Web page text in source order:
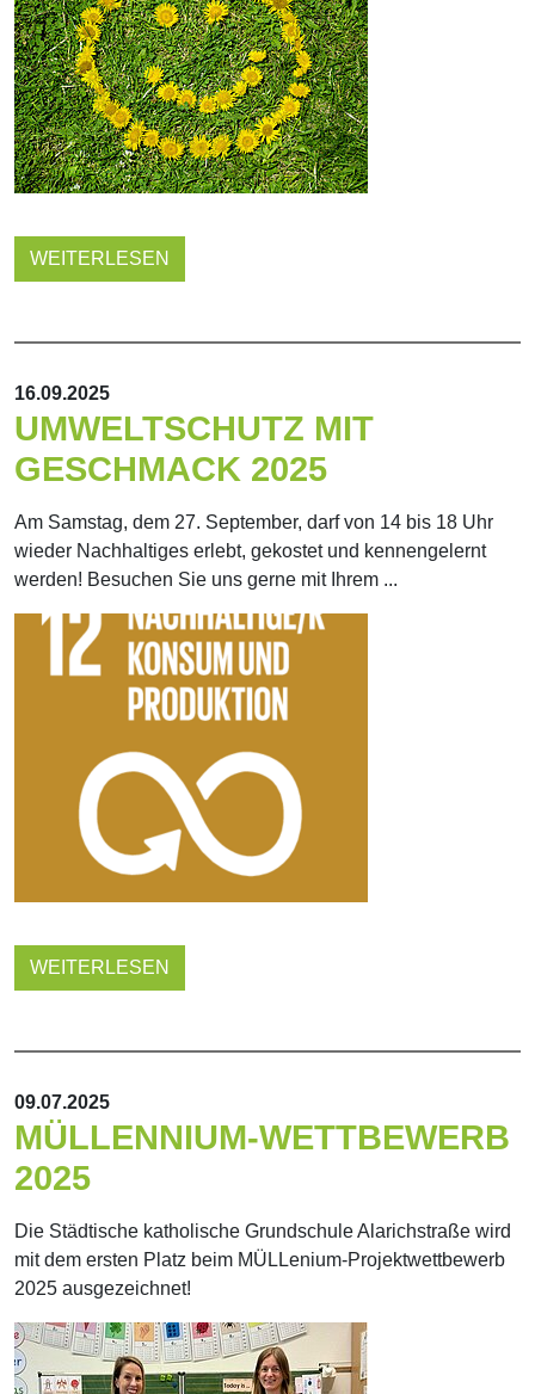
WEITERLESEN
16.09.2025
UMWELTSCHUTZ MIT
GESCHMACK 2025
Am Samstag, dem 27. September, darf von 14 bis 18 Uhr
wieder Nachhaltiges erlebt, gekostet und kennengelernt
werden! Besuchen Sie uns gerne mit Ihrem ...
WEITERLESEN
09.07.2025
MÜLLENNIUM-WETTBEWERB
2025
Die Städtische katholische Grundschule Alarichstraße wird
mit dem ersten Platz beim MÜLLenium-Projektwettbewerb
2025 ausgezeichnet!